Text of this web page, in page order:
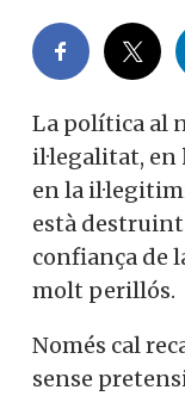
La política al
il·legalitat, en
en la
està
confiança de
molt perillós.
Només cal
sense